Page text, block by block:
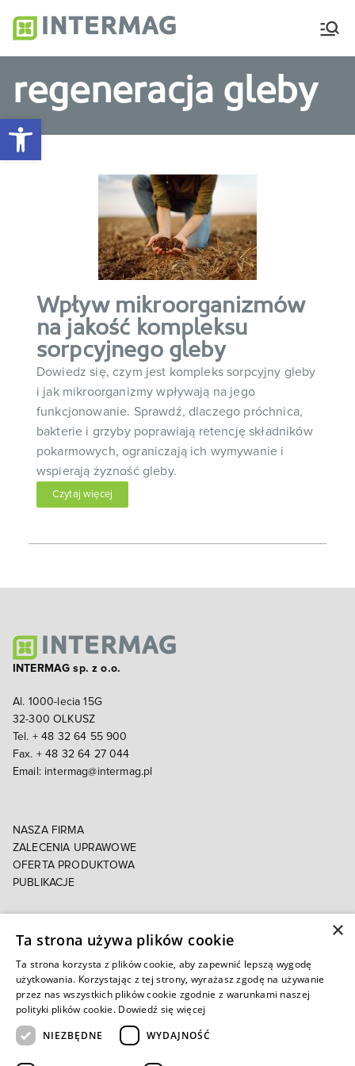
Otwórz pasek narzędzi
dolistnych i biostymulatorów
regeneracja gleby
Wpływ mikroorganizmów
na jakość kompleksu
sorpcyjnego gleby
Dowiedz się, czym jest kompleks sorpcyjny gleby
i jak mikroorganizmy wpływają na jego
funkcjonowanie. Sprawdź, dlaczego próchnica,
bakterie i grzyby poprawiają retencję składników
pokarmowych, ograniczają ich wymywanie i
wspierają żyzność gleby.
Czytaj więcej
INTERMAG sp. z o.o.
Al. 1000-lecia 15G
32-300 OLKUSZ
Tel. + 48 32 64 55 900
Fax. + 48 32 64 27 044
Email: intermag@intermag.pl
NASZA FIRMA
ZALECENIA UPRAWOWE
OFERTA PRODUKTOWA
PUBLIKACJE
POLITYKA COOKIES
E-FAKTURA
Autoryzowany e-sklep
×
Ta strona używa plików cookie
Ta strona korzysta z plików cookie, aby zapewnić lepszą wygodę
użytkowania. Korzystając z tej strony, wyrażasz zgodę na używanie
przez nas wszystkich plików cookie zgodnie z warunkami naszej
polityki plików cookie. Dowiedź się więcej
NIEZBĘDNE
WYDAJNOŚĆ